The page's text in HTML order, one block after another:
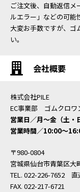
ご注文後、自動返信
ルエラー」などの可能
大変お手数ですが、ゴ
い。
会社概要
株式会社PILE
EC事業部 ゴムクロワ
営業日／月〜金（土・
営業時間／10:00〜
〒980-0804
宮城県仙台市青葉区大
TEL. 022-226-7652 直
FAX. 022-217-6721